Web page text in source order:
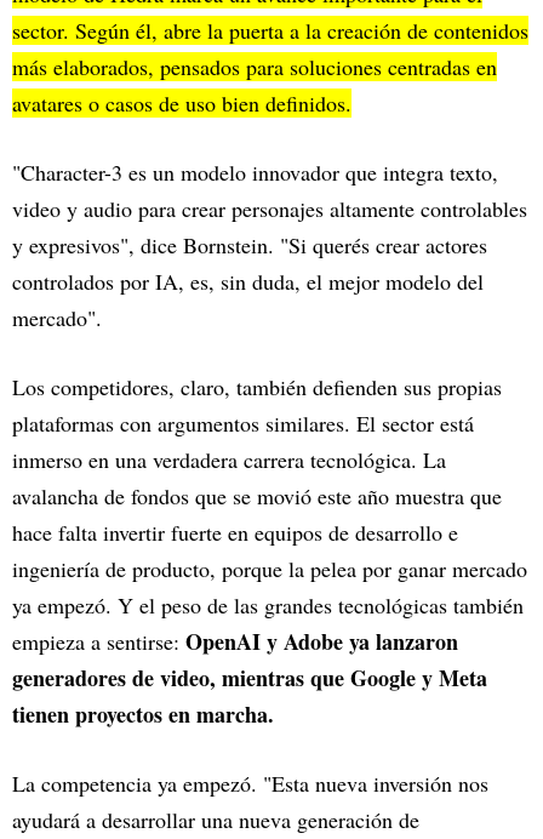
sector. Según él, abre la puerta a la creación de contenidos
más elaborados, pensados para soluciones centradas en
avatares o casos de uso bien definidos.
"Character-3 es un modelo innovador que integra texto,
video y audio para crear personajes altamente controlables
y expresivos", dice Bornstein. "Si querés crear actores
controlados por IA, es, sin duda, el mejor modelo del
mercado".
Los competidores, claro, también defienden sus propias
plataformas con argumentos similares. El sector está
inmerso en una verdadera carrera tecnológica. La
avalancha de fondos que se movió este año muestra que
hace falta invertir fuerte en equipos de desarrollo e
ingeniería de producto, porque la pelea por ganar mercado
ya empezó. Y el peso de las grandes tecnológicas también
empieza a sentirse: OpenAI y Adobe ya lanzaron
generadores de video, mientras que Google y Meta
tienen proyectos en marcha.
La competencia ya empezó. "Esta nueva inversión nos
ayudará a desarrollar una nueva generación de